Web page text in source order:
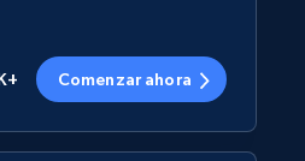
Comenzar ahora